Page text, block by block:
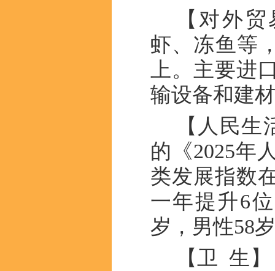
【对外
虾、冻鱼等
上。主要进
输设备和建
【人民
的《2025年
类发展指数
一年提升6
岁，男性58
【卫 生